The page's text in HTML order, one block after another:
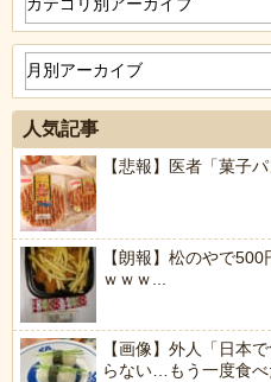
人気記事
【悲報】医者「菓子
【朗報】松のやで
ｗｗｗ...
【画像】外人「日本
らない…もう一度食べ